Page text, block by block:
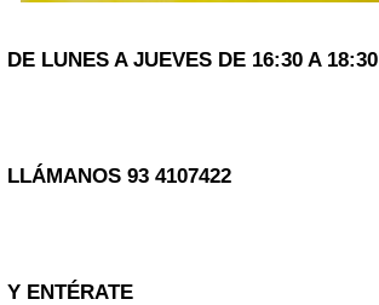
DE LUNES A JUEVES DE 16:30 A 18:30
LLÁMANOS 93 4107422
Y ENTÉRATE